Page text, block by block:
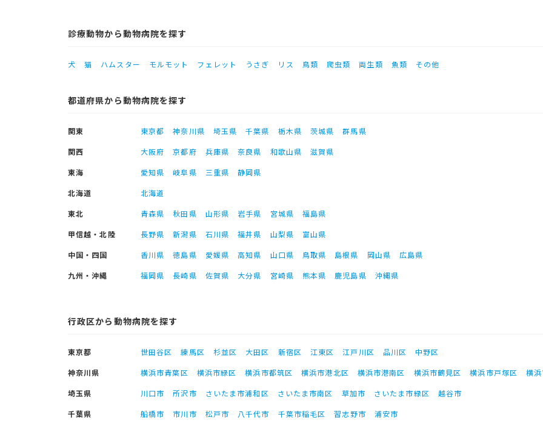
診療動物から動物病院を探す
犬 猫 ハムスター モルモット フェレット うさぎ リス 鳥類 爬虫類 両生類 魚類 その他
都道府県から動物病院を探す
関東 東京都 神奈川県 埼玉県 千葉県 栃木県 茨城県
群馬県
関西
大阪府 京都府 兵庫県 奈良県 和歌山県
滋賀県
東海
愛知県 岐阜県 三重県
静岡県
北海道
北海道
東北
青森県 秋田県 山形県 岩手県 宮城県
福島県
甲信越・北陸
長野県 新潟県 石川県 福井県 山梨県
富山県
中国・四国
香川県 徳島県 愛媛県 高知県 山口県 鳥取県 島根県 岡山県
広島県
九州・沖縄
福岡県 長崎県 佐賀県 大分県 宮崎県 熊本県 鹿児島県 沖縄県
行政区から動物病院を探す
東京都 世田谷区 練馬区 杉並区 大田区 新宿区 江東区 江戸川区 品川区
中野区
神奈川県
横浜市青葉区 横浜市緑区 横浜市都筑区 横浜市港北区 横浜市港南区 横浜市鶴見区 横浜市戸塚区
横
埼玉県
川口市 所沢市 さいたま市浦和区 さいたま市南区 草加市 さいたま市緑区
越谷市
千葉県
船橋市 市川市 松戸市 八千代市 千葉市稲毛区 習志野市 浦安市